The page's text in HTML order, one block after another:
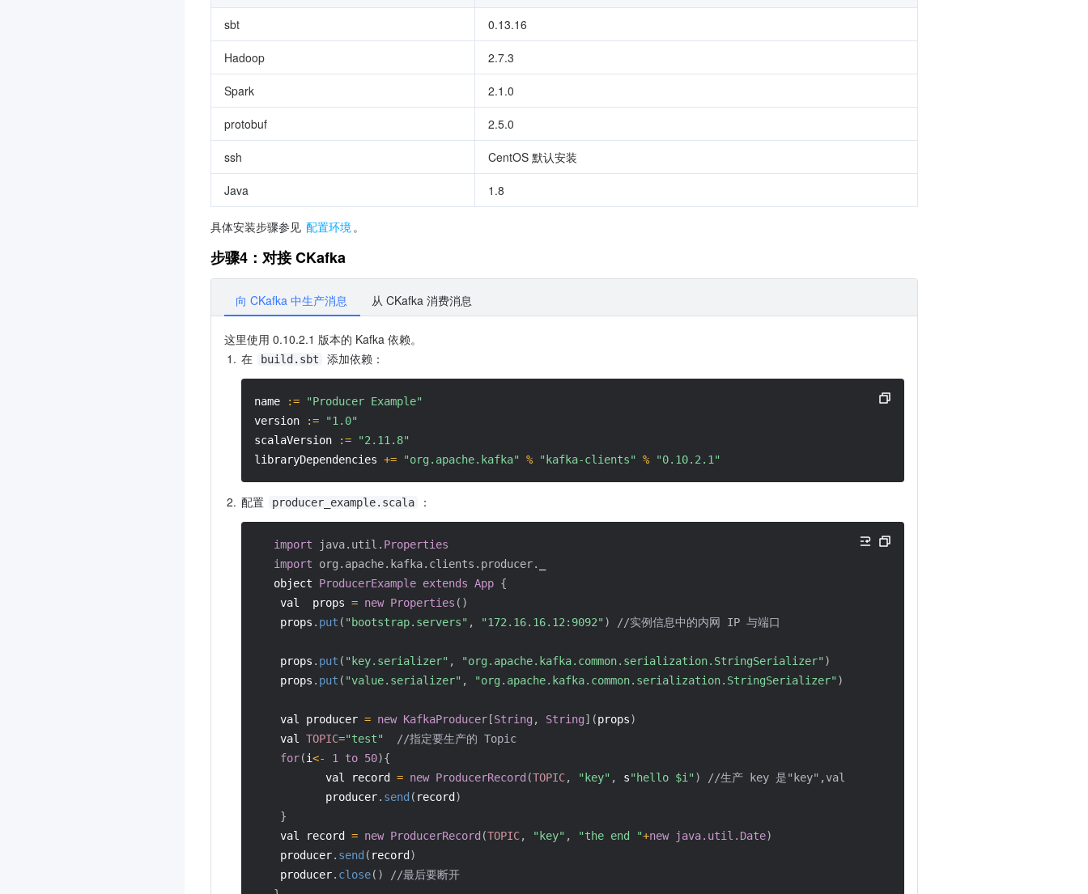
sbt 0.13.16
Hadoop 2.7.3
Spark 2.1.0
protobuf 2.5.0
ssh CentOS 默认安装
Java 1.8
具体安装步骤参见 配置环境 。
步骤4：对接 CKafka
向 CKafka 中生产消息 从 CKafka 消费消息
这里使用 0.10.2.1 版本的 Kafka 依赖。
1. 在 build.sbt 添加依赖：
name :=
"Producer Example"
version
:=
"1.0"
scalaVersion
:=
"2.11.8"
libraryDependencies += "org.apache.kafka" % "kafka-clients" % "0.10.2.1"
2. 配置 producer_example.scala ：
import java.util. Properties
import
org.apache.kafka.clients.producer.
   object
ProducerExample extends App {
    val  props
= new Properties ( )
    props
. put ( "bootstrap.servers" , "172.16.16.12:9092" ) //实例信息中的内网 IP 与端口
    props
. put ( "key.serializer" , "org.apache.kafka.common.serialization.StringSerializer" )
    props
. put ( "value.serializer" , "org.apache.kafka.common.serialization.StringSerializer" )
    val producer
= new KafkaProducer[String , String] (props)
    val
TOPIC="test"
//指定要生产的 Topic
for(i<- 1 to 50){
           val record
= new ProducerRecord (TOPIC, "key" , s"hello $i" )
//生产 key 是"key",value 是 hello i 的消息
           producer
. send ( record)
}
    val record
= new ProducerRecord (TOPIC, "key" , "the end "+new java.util.Date)
    producer
. send ( record)
    producer
. close( )
//最后要断开